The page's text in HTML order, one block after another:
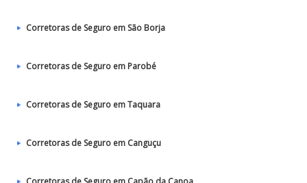
Corretoras de Seguro em São Borja
Corretoras de Seguro em Parobé
Corretoras de Seguro em Taquara
Corretoras de Seguro em Canguçu